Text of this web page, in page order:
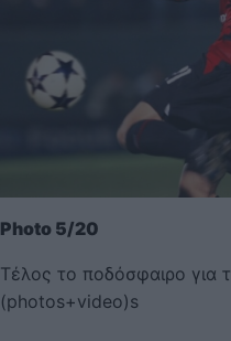
Photo 5/20
Τέλος το ποδόσφαιρο για
(photos+video)s